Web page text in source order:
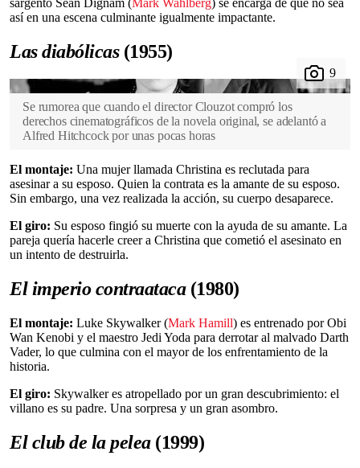
sargento Sean Dignam ( Mark Wahlberg) se encarga de que no sea
así en una escena culminante igualmente impactante.
Las diabólicas(1955)
Se rumorea que cuando el director Clouzot compró los
derechos cinematográficos de la novela original, se adelantó a
Alfred Hitchcock por unas pocas horas
El montaje: Una mujer llamada Christina es reclutada para
asesinar a su esposo. Quien la contrata es la amante de su esposo.
Sin embargo, una vez realizada la acción, su cuerpo desaparece.
El giro: Su esposo fingió su muerte con la ayuda de su amante. La
pareja quería hacerle creer a Christina que cometió el asesinato en
un intento de destruirla.
El imperio contraataca(1980)
El montaje: Luke Skywalker (Mark Hamill) es entrenado por Obi
Wan Kenobi y el maestro Jedi Yoda para derrotar al malvado Darth
Vader, lo que culmina con el mayor de los enfrentamiento de la
historia.
El giro: Skywalker es atropellado por un gran descubrimiento: el
villano es su padre. Una sorpresa y un gran asombro.
El club de la pelea(1999)